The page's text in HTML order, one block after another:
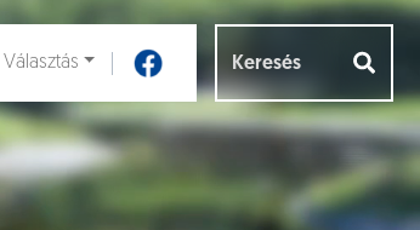
Választás